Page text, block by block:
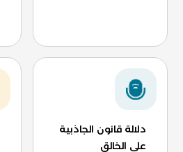
دلالة قانون الجاذبية
على الخالق